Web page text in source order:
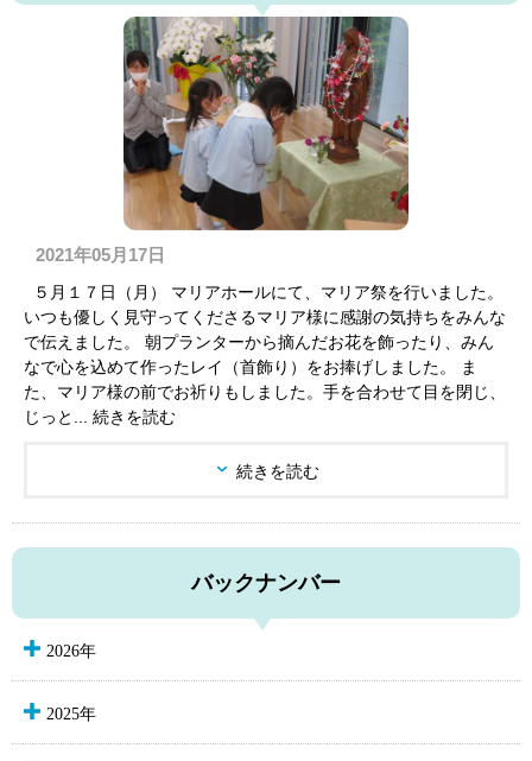
2021年05月17日
５月１７日（月） マリアホールにて、マリア祭を行いました。
いつも優しく見守ってくださるマリア様に感謝の気持ちをみんな
で伝えました。 朝プランターから摘んだお花を飾ったり、みん
なで心を込めて作ったレイ（首飾り）をお捧げしました。 ま
た、マリア様の前でお祈りもしました。手を合わせて目を閉じ、
じっと... 続きを読む
続きを読む
バックナンバー
2026年
2025年